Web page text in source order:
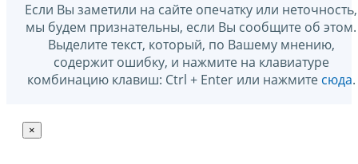
Если Вы заметили на сайте опечатку или неточность,
мы будем признательны, если Вы сообщите об этом.
Выделите текст, который, по Вашему мнению,
содержит ошибку, и нажмите на клавиатуре
комбинацию клавиш: Ctrl + Enter или нажмите сюда.
×